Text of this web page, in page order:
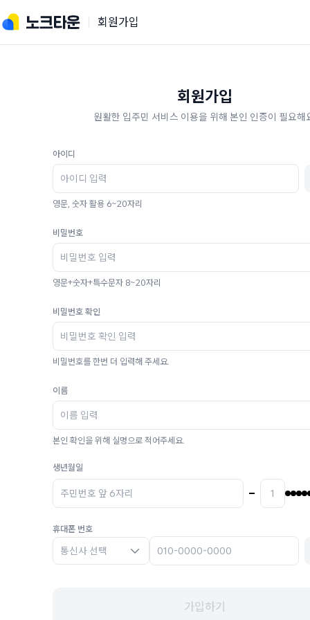
회원가입
회원가입
원활한 입주민 서비스 이용을 위해 본인 인증이 필요해
아이디
영문, 숫자 활용 6~20자리
비밀번호
영문+숫자+특수문자 8~20자리
비밀번호 확인
비밀번호를 한번 더 입력해 주세요.
이름
본인 확인을 위해 실명으로 적어주세요.
생년월일
휴대폰 번호
통신사 선택
가입하기